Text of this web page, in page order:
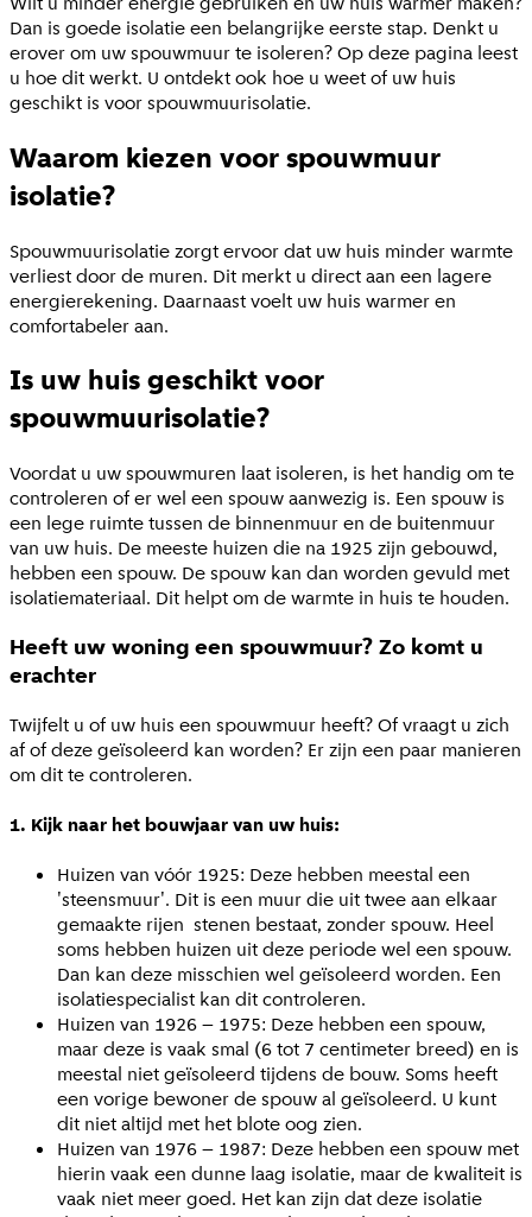
Dan is goede isolatie een belangrijke eerste stap. Denkt u
erover om uw spouwmuur te isoleren? Op deze pagina leest
u hoe dit werkt. U ontdekt ook hoe u weet of uw huis
geschikt is voor spouwmuurisolatie.
Waarom kiezen voor spouwmuur
isolatie?
Spouwmuurisolatie zorgt ervoor dat uw huis minder warmte
verliest door de muren. Dit merkt u direct aan een lagere
energierekening. Daarnaast voelt uw huis warmer en
comfortabeler aan.
Is uw huis geschikt voor
spouwmuurisolatie?
Voordat u uw spouwmuren laat isoleren, is het handig om te
controleren of er wel een spouw aanwezig is. Een spouw is
een lege ruimte tussen de binnenmuur en de buitenmuur
van uw huis. De meeste huizen die na 1925 zijn gebouwd,
hebben een spouw. De spouw kan dan worden gevuld met
isolatiemateriaal. Dit helpt om de warmte in huis te houden.
Heeft uw woning een spouwmuur? Zo komt u
erachter
Twijfelt u of uw huis een spouwmuur heeft? Of vraagt u zich
af of deze geïsoleerd kan worden? Er zijn een paar manieren
om dit te controleren.
1. Kijk naar het bouwjaar van uw huis:
Huizen van vóór 1925: Deze hebben meestal een
'steensmuur'. Dit is een muur die uit twee aan elkaar
gemaakte rijen stenen bestaat, zonder spouw. Heel
soms hebben huizen uit deze periode wel een spouw.
Dan kan deze misschien wel geïsoleerd worden. Een
isolatiespecialist kan dit controleren.
Huizen van 1926 – 1975: Deze hebben een spouw,
maar deze is vaak smal (6 tot 7 centimeter breed) en is
meestal niet geïsoleerd tijdens de bouw. Soms heeft
een vorige bewoner de spouw al geïsoleerd. U kunt
dit niet altijd met het blote oog zien.
Huizen van 1976 – 1987: Deze hebben een spouw met
hierin vaak een dunne laag isolatie, maar de kwaliteit is
vaak niet meer goed. Het kan zijn dat deze isolatie